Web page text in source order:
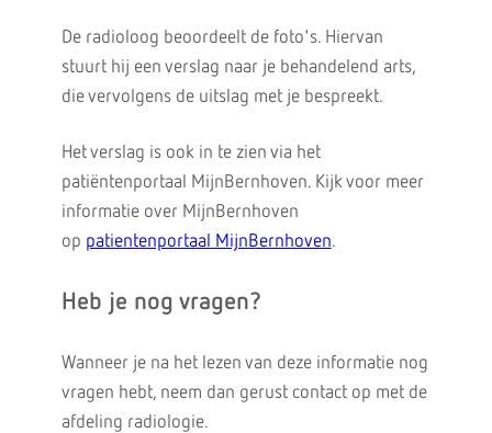
De radioloog beoordeelt de foto's. Hiervan
stuurt hij een verslag naar je behandelend arts,
die vervolgens de uitslag met je bespreekt.
Het verslag is ook in te zien via het
patiëntenportaal MijnBernhoven. Kijk voor meer
informatie over MijnBernhoven
op patientenportaal MijnBernhoven.
Heb je nog vragen?
Wanneer je na het lezen van deze informatie nog
vragen hebt, neem dan gerust contact op met de
afdeling radiologie.